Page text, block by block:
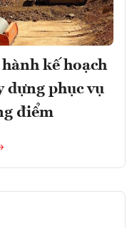
kế hoạch
dựng phục vụ
điểm